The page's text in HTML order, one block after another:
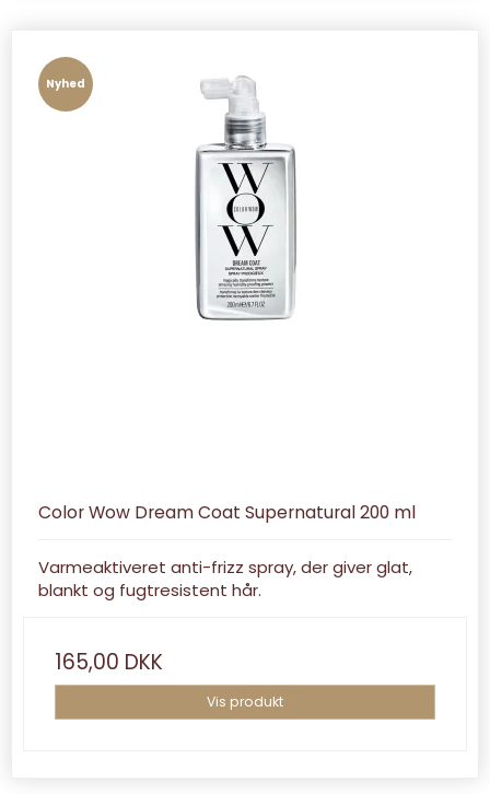
Nyhed
Color Wow Dream Coat Supernatural 200 ml
Varmeaktiveret anti-frizz spray, der giver glat,
blankt og fugtresistent hår.
165,00 DKK
Vis produkt